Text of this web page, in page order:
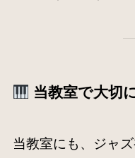
当教室で大切
当教室にも、ジャ